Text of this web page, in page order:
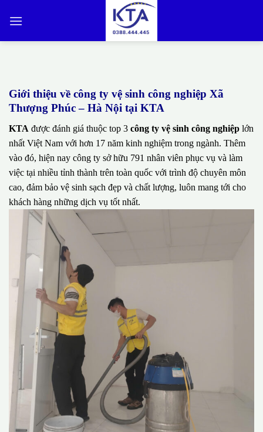
qua
Giới thiệu về công ty vệ sinh công nghiệp Xã
Thượng Phúc – Hà Nội tại KTA
KTA được đánh giá thuộc top 3 công ty vệ sinh công nghiệp lớn
nhất Việt Nam với hơn 17 năm kinh nghiệm trong ngành. Thêm
vào đó, hiện nay công ty sở hữu 791 nhân viên phục vụ và làm
việc tại nhiều tỉnh thành trên toàn quốc với trình độ chuyên môn
cao, đảm bảo vệ sinh sạch đẹp và chất lượng, luôn mang tới cho
khách hàng những dịch vụ tốt nhất.